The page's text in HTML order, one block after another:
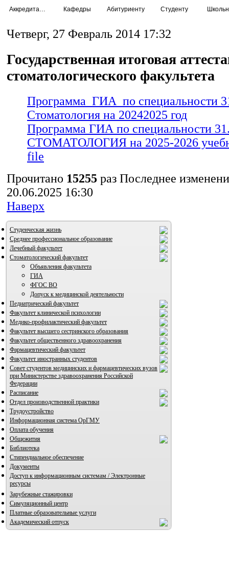
Кафедры Абитуриенту Студенту
Четверг, 27 Февраль 2014 17:32
Государственная итоговая
стоматологического факультета
Программа_ГИА_по специальности
Стоматология на 20242025 год
Программа ГИА по специальности
СТОМАТОЛОГИЯ на 2025-2026
file
Прочитано 15255 раз Последнее
20.06.2025 16:30
Наверх
Студенческая жизнь
Среднее профессиональное образование
Лечебный факультет
Стоматологический факультет
Объявления факультета
ГИА
ФГОС ВО
Допуск к медицинской деятельности
Педиатрический факультет
Факультет клинической психологии
Медико-профилактический факультет
Факультет высшего сестринского образования
Факультет общественного здравоохранения
Фармацевтический факультет
Факультет иностранных студентов
Совет студентов медицинских и фармацевтических вузов
при Министерстве здравоохранения Российской
Федерации
Расписание
Отдел производственной практики
Трудоустройство
Информационная система ОрГМУ
Оплата обучения
Общежития
Библиотека
Стипендиальное обеспечение
Документы
Доступ к информационным системам / Электронные
ресурсы
Зарубежные стажировки
Симуляционный центр
Платные образовательные услуги
Академический отпуск